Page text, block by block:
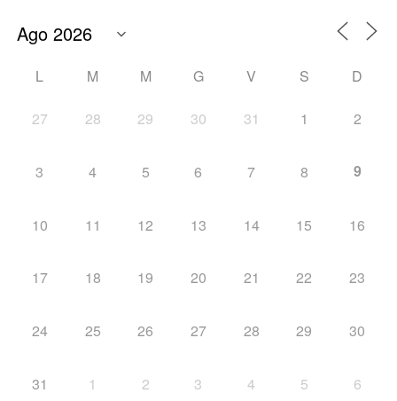
L M M G V S D
27 28 29 30 31 1 2
3 4 5 6 7 8 9
10 11 12 13 14 15 16
17 18 19 20 21 22 23
24 25 26 27 28 29 30
31 1 2 3 4 5 6